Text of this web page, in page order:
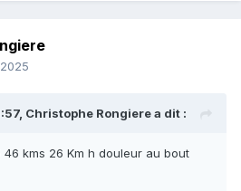
Christophe Rongierea dit :
kms 26 Km h douleur au bout